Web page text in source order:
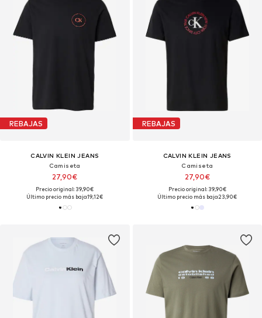
REBAJAS
CALVIN KLEIN JEANS
Camiseta
27,90€
Precio original: 39,90€
Último precio más bajo:19,12€
REBAJAS
CALVIN KLEIN JEANS
Camiseta
27,90€
Precio original: 39,90€
Último precio más bajo:23,90€